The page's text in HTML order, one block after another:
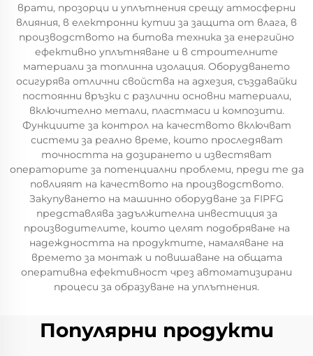
врати, прозорци и уплътнения срещу атмосферни
влияния, в електронни кутии за защита от влага, в
производството на битова техника за енергийно
ефективно уплътняване и в строителните
материали за топлинна изолация. Оборудването
осигурява отлични свойства на адхезия, създавайки
постоянни връзки с различни основни материали,
включително метали, пластмаси и композити.
Функциите за контрол на качеството включват
системи за реално време, които проследяват
точността на дозирането и известяват
операторите за потенциални проблеми, преди те да
повлияят на качеството на производството.
Закупуването на машинно оборудване за FIPFG
представлява задължителна инвестиция за
производителите, които целят подобряване на
надеждността на продуктите, намаляване на
времето за монтаж и повишаване на общата
оперативна ефективност чрез автоматизирани
процеси за образуване на уплътнения.
Популярни продукти